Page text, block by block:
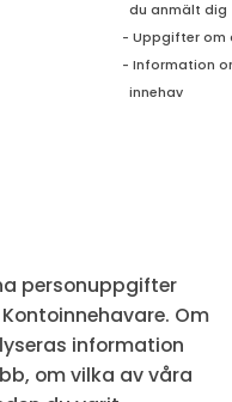
du anmält dig
- Uppgifter om
- Information
innehav
personuppgifter
Om
information
om vilka av våra